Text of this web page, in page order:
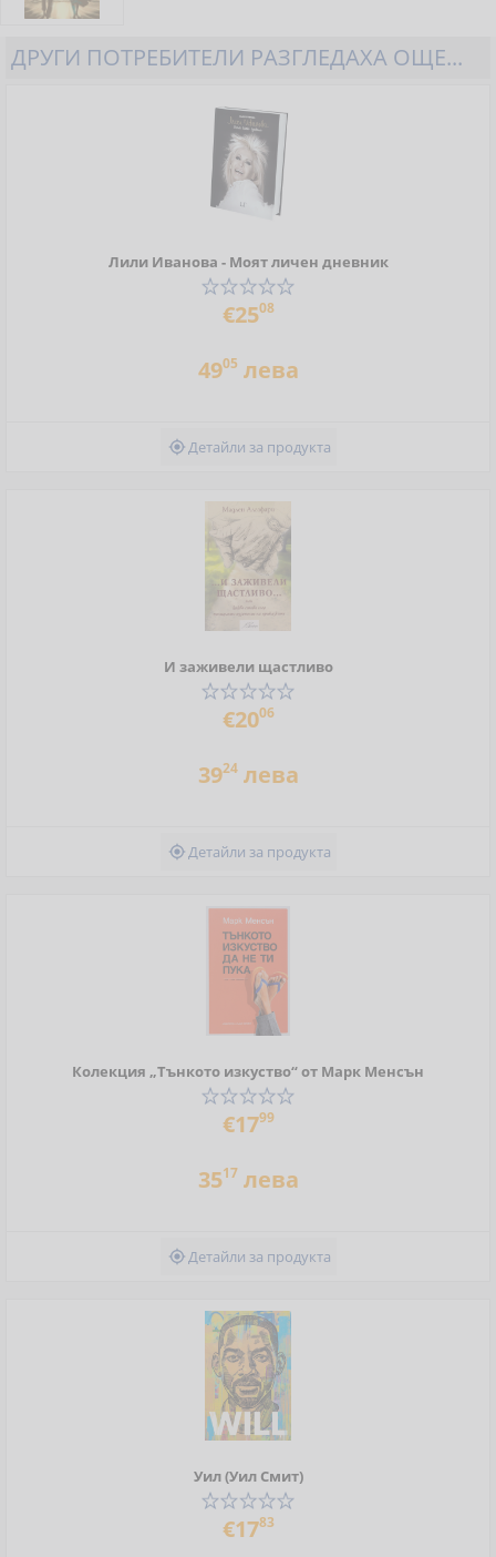
ДРУГИ ПОТРЕБИТЕЛИ РАЗГЛЕДАХА ОЩЕ...
Лили Иванова - Моят личен дневник
€2508
4905 лева
Детайли за продукта
И заживели щастливо
€2006
3924лева
Детайли за продукта
Колекция „Тънкото изкуство“ от Марк Менсън
€1799
3517лева
Детайли за продукта
Уил (Уил Смит)
€1783